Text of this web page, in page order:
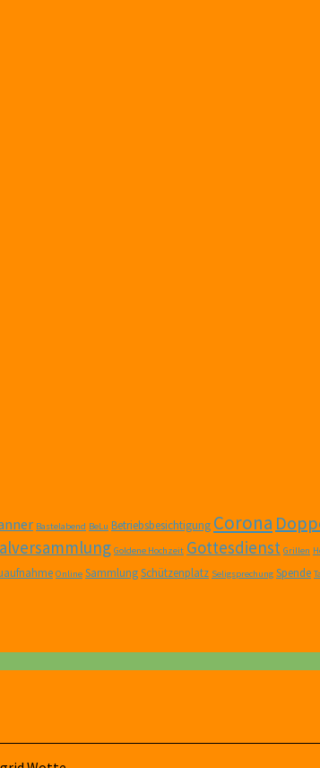
Bastelabend BeLu Betriebsbesichtigung Corona
Goldene Hochzeit Gottesdienst Grillen
Online SammlungSchützenplatz Seligsprechung Spende